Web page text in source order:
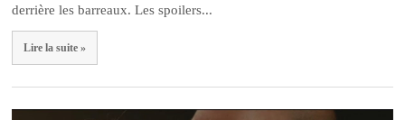
derrière les barreaux. Les spoilers...
Lire la suite »